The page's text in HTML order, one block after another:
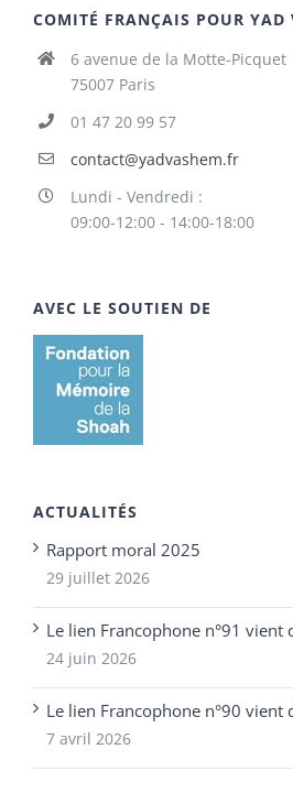
COMITÉ FRANÇAIS POUR YAD
6 avenue de la Motte-Picquet
75007 Paris
01 47 20 99 57
contact@yadvashem.fr
Lundi - Vendredi :
09:00-12:00 - 14:00-18:00
AVEC LE SOUTIEN DE
ACTUALITÉS
Rapport moral 2025
29 juillet 2026
Le lien Francophone n°91 vient
24 juin 2026
Le lien Francophone n°90 vient
7 avril 2026